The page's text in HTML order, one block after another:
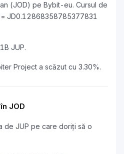
(JOD) pe Bybit-eu. Cursul de
JD0.12868358785377831
JUP.
Project a scăzut cu 3.30%.
JOD
de JUP pe care doriți să o